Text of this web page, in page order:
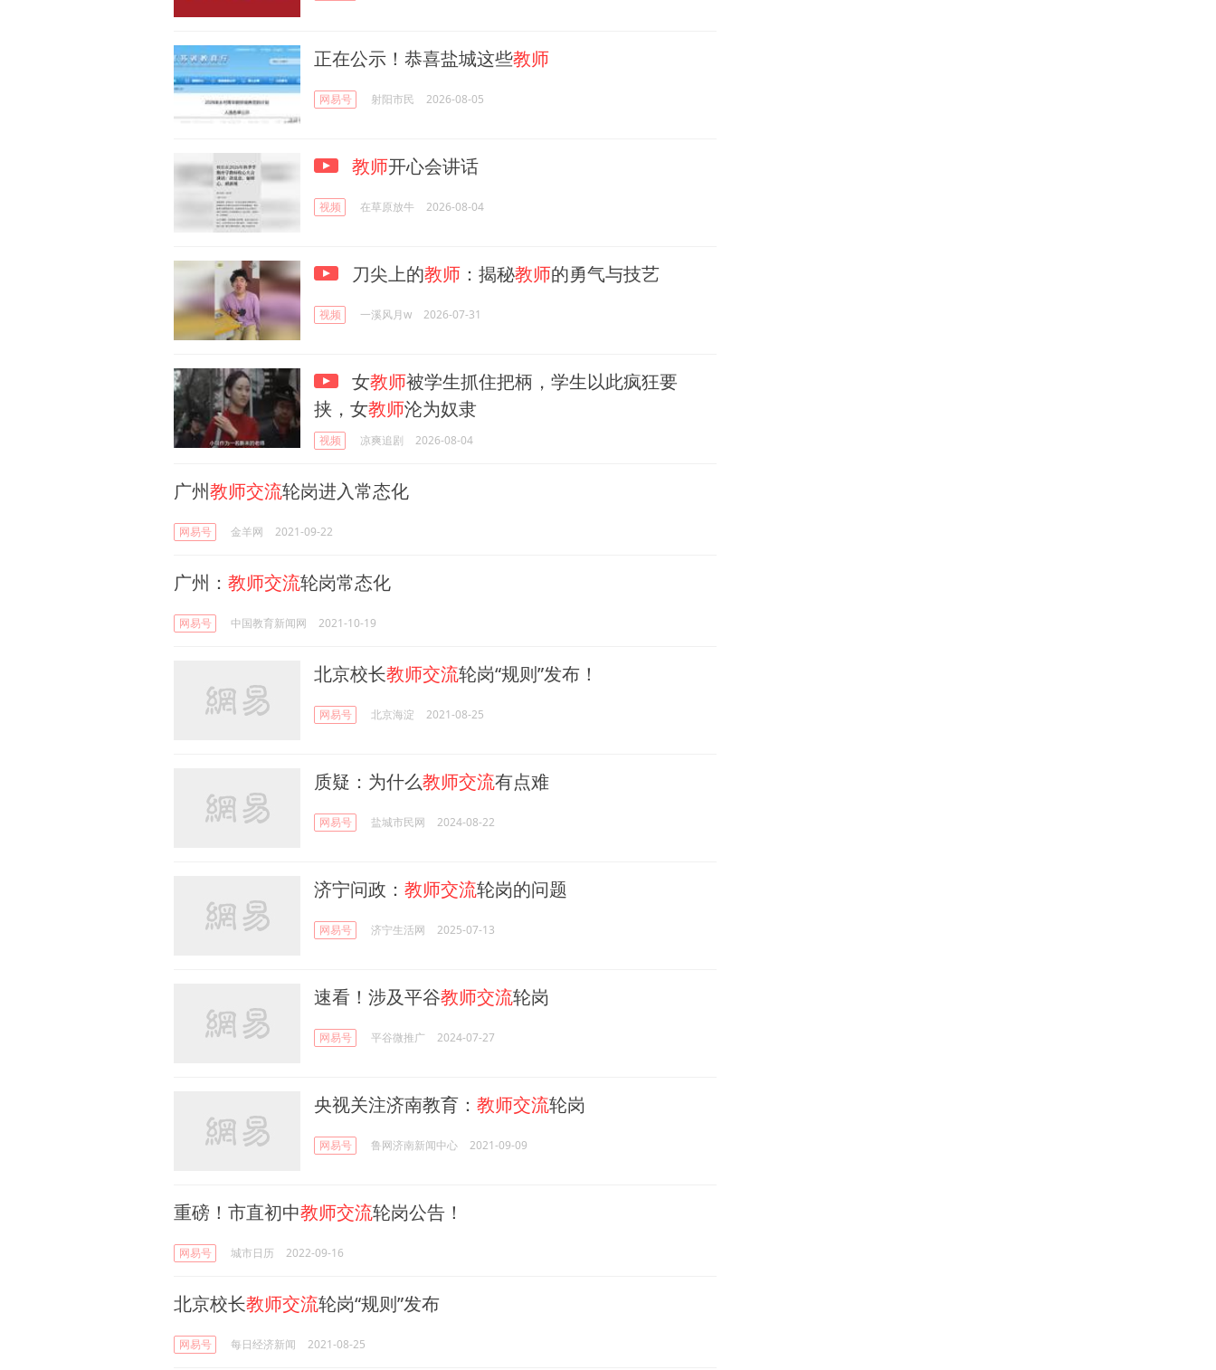
正在公示！恭喜盐城这些教师
网易号 射阳市民 2026-08-05
教师开心会讲话
视频 在草原放牛 2026-08-04
刀尖上的教师 ：揭秘教师的勇气与技艺
视频 一溪风月w 2026-07-31
女教师被学生抓住把柄，学生以此疯狂要
挟，女教师沦为奴隶
视频 凉爽追剧 2026-08-04
广州教师交流轮岗进入常态化
网易号 金羊网 2021-09-22
广州： 教师交流轮岗常态化
网易号 中国教育新闻网 2021-10-19
北京校长教师交流轮岗“规则”发布！
网易号 北京海淀 2021-08-25
质疑：为什么教师交流有点难
网易号 盐城市民网 2024-08-22
济宁问政： 教师交流轮岗的问题
网易号 济宁生活网 2025-07-13
速看！涉及平谷教师交流轮岗
网易号 平谷微推广 2024-07-27
央视关注济南教育： 教师交流轮岗
网易号 鲁网济南新闻中心 2021-09-09
重磅！市直初中教师交流轮岗公告！
网易号 城市日历 2022-09-16
北京校长教师交流轮岗“规则”发布
网易号 每日经济新闻 2021-08-25